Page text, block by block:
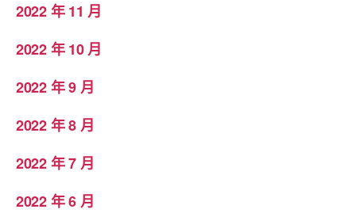
2022 年 11 月
2022 年 10 月
2022 年 9 月
2022 年 8 月
2022 年 7 月
2022 年 6 月